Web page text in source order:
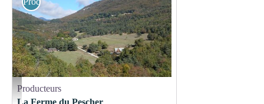
Vue de la Ferme du Pescher - Florence HUTTER RETY
Producteurs
La Ferme du Pescher